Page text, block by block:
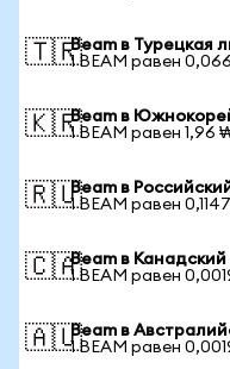
🇹🇷Beam в Турецкая
1 BEAM равен
🇰🇷Beam в
1 BEAM равен 1,96
🇷🇺Beam в
1 BEAM равен
🇨🇦Beam в
1 BEAM равен
🇦🇺Beam в
1 BEAM равен